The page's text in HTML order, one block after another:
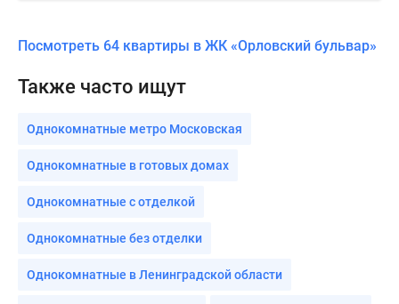
Посмотреть 64 квартиры в ЖК «Орловский бульвар»
Также часто ищут
Однокомнатные метро Московская
Однокомнатные в готовых домах
Однокомнатные с отделкой
Однокомнатные без отделки
Однокомнатные в Ленинградской области